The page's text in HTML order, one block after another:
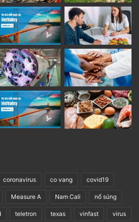
muốn. Christopher Nolan,
– bộ phim đặc trưng cho
giữa hiện thực và giấc mơ,
ngữ Christopher Nolan” –
làm phim đương thời
an toàn của bản thân,
phim nguyên bản cực kỳ
dư luận.
coronavirus co vang covid19
Measure A Nam Cali nổ súng
teletron texas vinfast virus